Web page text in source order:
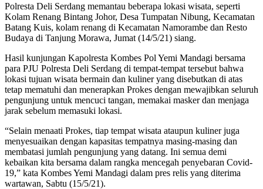
Polresta Deli Serdang memantau beberapa lokasi wisata, seperti
Kolam Renang Bintang Johor, Desa Tumpatan Nibung, Kecamatan
Batang Kuis, kolam renang di Kecamatan Namorambe dan Resto
Budaya di Tanjung Morawa, Jumat (14/5/21) siang.
Hasil kunjungan Kapolresta Kombes Pol Yemi Mandagi bersama
para PJU Polresta Deli Serdang di tempat-tempat tersebut bahwa
lokasi tujuan wisata bermain dan kuliner yang disebutkan di atas
tetap mematuhi dan menerapkan Prokes dengan mewajibkan seluruh
pengunjung untuk mencuci tangan, memakai masker dan menjaga
jarak sebelum memasuki lokasi.
“Selain menaati Prokes, tiap tempat wisata ataupun kuliner juga
menyesuaikan dengan kapasitas tempatnya masing-masing dan
membatasi jumlah pengunjung yang datang. Ini semua demi
kebaikan kita bersama dalam rangka mencegah penyebaran Covid-
19,” kata Kombes Yemi Mandagi dalam pres relis yang diterima
wartawan, Sabtu (15/5/21).